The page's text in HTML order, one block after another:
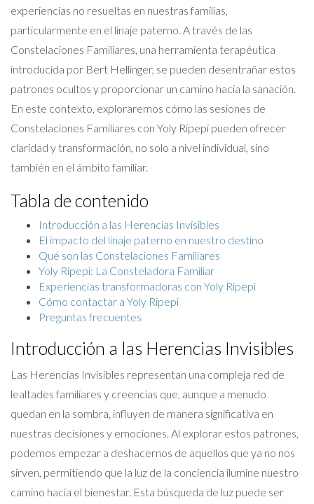
experiencias no resueltas en nuestras familias,
particularmente en el linaje paterno. A través de las
Constelaciones Familiares, una herramienta terapéutica
introducida por Bert Hellinger, se pueden desentrañar estos
patrones ocultos y proporcionar un camino hacia la sanación.
En este contexto, exploraremos cómo las sesiones de
Constelaciones Familiares con Yoly Ripepi pueden ofrecer
claridad y transformación, no solo a nivel individual, sino
también en el ámbito familiar.
Tabla de contenido
Introducción a las Herencias Invisibles
El impacto del linaje paterno en nuestro destino
Qué son las Constelaciones Familiares
Yoly Ripepi: La Consteladora Familiar
Experiencias transformadoras con Yoly Ripepi
Cómo contactar a Yoly Ripepi
Preguntas frecuentes
Introducción a las Herencias Invisibles
Las Herencias Invisibles representan una compleja red de
lealtades familiares y creencias que, aunque a menudo
quedan en la sombra, influyen de manera significativa en
nuestras decisiones y emociones. Al explorar estos patrones,
podemos empezar a deshacernos de aquellos que ya no nos
sirven, permitiendo que la luz de la conciencia ilumine nuestro
camino hacia el bienestar. Esta búsqueda de luz puede ser